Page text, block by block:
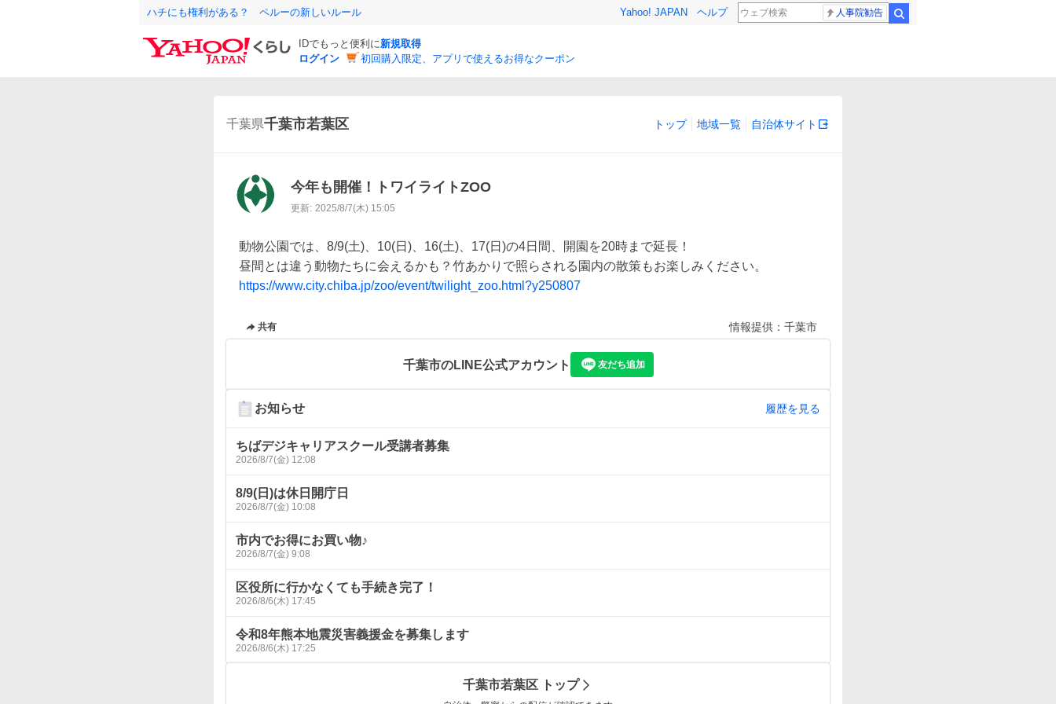
ハチにも権利がある？ ペルーの新しいルール Yahoo! JAPAN ヘルプ 人事院勧告
IDでもっと便利に新規取得
ログイン
初回購入限定、アプリで使えるお得なクーポン
千葉県千葉市若葉区 トップ 地域一覧 自治体サイト
今年も開催！トワイライトZOO
更新: 2025/8/7(木) 15:05
動物公園では、8/9(土)、10(日)、16(土)、17(日)の4日間、開園を20時まで延長！
https://www.city.chiba.jp/zoo/event/twilight_zoo.html?y250807
共有 情報提供： 千葉市
千葉市のLINE公式アカウント 友だち追加
お知らせ 履歴を見る
ちばデジキャリアスクール受講者募集
2026/8/7(金) 12:08
8/9(日)は休日開庁日
2026/8/7(金) 10:08
市内でお得にお買い物♪
2026/8/7(金) 9:08
区役所に行かなくても手続き完了！
2026/8/6(木) 17:45
令和8年熊本地震災害義援金を募集します
2026/8/6(木) 17:25
千葉市若葉区 トップ